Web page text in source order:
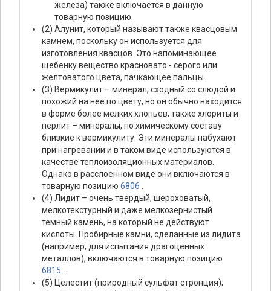
железа) также включается в данную
товарную позицию.
(2) Алунит, который называют также квасцовым
камнем, поскольку он используется для
изготовления квасцов. Это напоминающее
щебенку вещество красновато - серого или
желтоватого цвета, пачкающее пальцы.
(3) Вермикулит – минерал, сходный со слюдой и
похожий на нее по цвету, но он обычно находится
в форме более мелких хлопьев; также хлориты и
перлит – минералы, по химическому составу
близкие к вермикулиту. Эти минералы набухают
при нагревании и в таком виде используются в
качестве теплоизоляционных материалов.
Однако в расслоенном виде они включаются в
товарную позицию 6806
(4) Лидит – очень твердый, шероховатый,
мелкотекстурный и даже мелкозернистый
темный камень, на который не действуют
кислоты. Пробирные камни, сделанные из лидита
(например, для испытания драгоценных
металлов), включаются в товарную позицию
6815
(5) Целестит (природный сульфат стронция);